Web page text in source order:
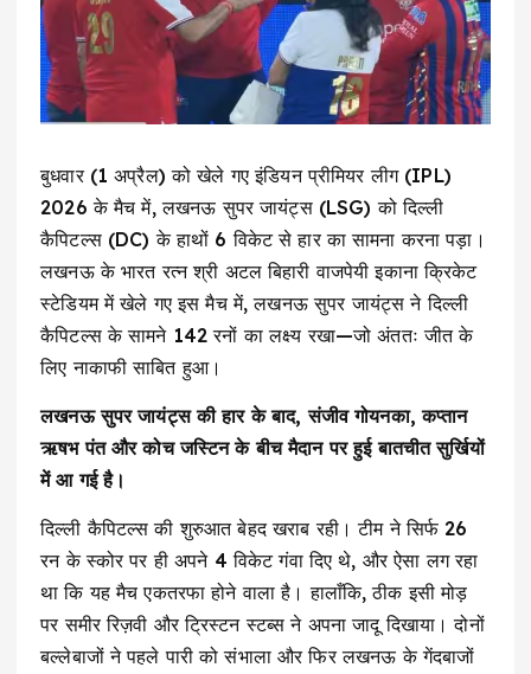
बुधवार (1 अप्रैल) को खेले गए इंडियन प्रीमियर लीग (IPL)
2026 के मैच में, लखनऊ सुपर जायंट्स (LSG) को दिल्ली
कैपिटल्स (DC) के हाथों 6 विकेट से हार का सामना करना पड़ा।
लखनऊ के भारत रत्न श्री अटल बिहारी वाजपेयी इकाना क्रिकेट
स्टेडियम में खेले गए इस मैच में, लखनऊ सुपर जायंट्स ने दिल्ली
कैपिटल्स के सामने 142 रनों का लक्ष्य रखा—जो अंततः जीत के
लिए नाकाफी साबित हुआ।
लखनऊ सुपर जायंट्स की हार के बाद, संजीव गोयनका, कप्तान
ऋषभ पंत और कोच जस्टिन के बीच मैदान पर हुई बातचीत सुर्खियों
में आ गई है।
दिल्ली कैपिटल्स की शुरुआत बेहद खराब रही। टीम ने सिर्फ 26
रन के स्कोर पर ही अपने 4 विकेट गंवा दिए थे, और ऐसा लग रहा
था कि यह मैच एकतरफा होने वाला है। हालाँकि, ठीक इसी मोड़
पर समीर रिज़वी और ट्रिस्टन स्टब्स ने अपना जादू दिखाया। दोनों
बल्लेबाजों ने पहले पारी को संभाला और फिर लखनऊ के गेंदबाजों